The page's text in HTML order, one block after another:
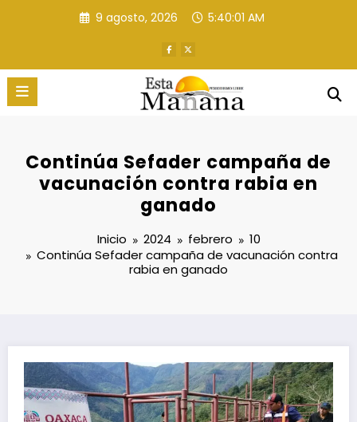
9 agosto, 2026 5:40:02 AM
Continúa Sefader campaña de
vacunación contra rabia en
ganado
Inicio 2024 febrero
10
Continúa Sefader campaña de vacunación contra
rabia en ganado